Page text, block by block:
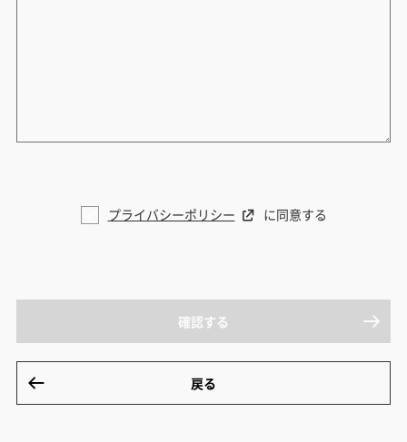
プライバシーポリシー に同意する
戻る
確認する